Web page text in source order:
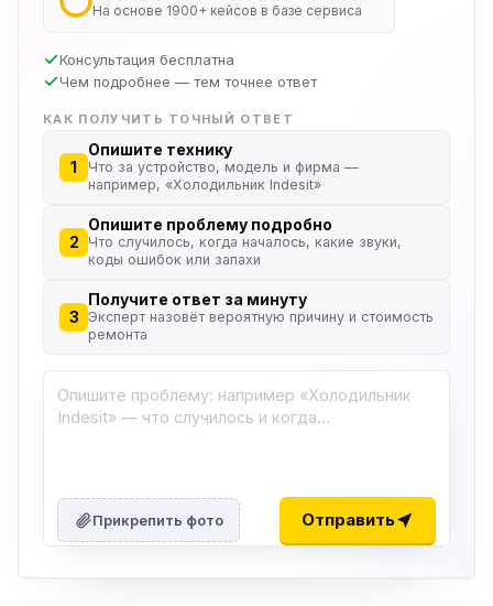
На основе 1900+ кейсов в базе сервиса
Консультация бесплатна
Чем подробнее — тем точнее ответ
КАК ПОЛУЧИТЬ ТОЧНЫЙ ОТВЕТ
1
Опишите технику
Что за устройство, модель и фирма —
например, «Холодильник Indesit»
2
Опишите проблему подробно
Что случилось, когда началось, какие звуки,
коды ошибок или запахи
3
Получите ответ за минуту
Эксперт назовёт вероятную причину и стоимость
ремонта
Прикрепить фото Отправить